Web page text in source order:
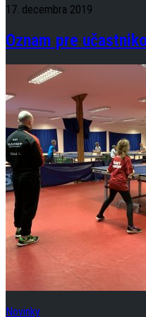
17. decembra 2019
Oznam pre
Novinky